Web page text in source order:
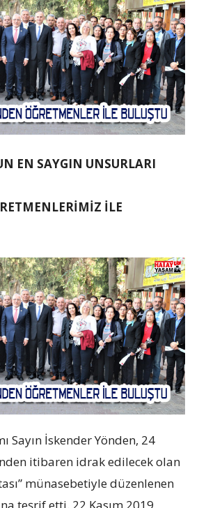
EN SAYGIN UNSURLARI
İLE
Sayın İskender Yönden, 24
itibaren idrak edilecek olan
münasebetiyle düzenlenen